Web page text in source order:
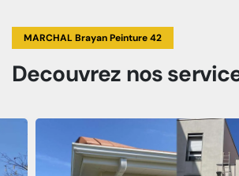
MARCHAL Brayan Peinture 42
Decouvrez nos